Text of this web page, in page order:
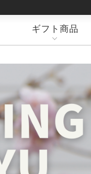
ギフト商品